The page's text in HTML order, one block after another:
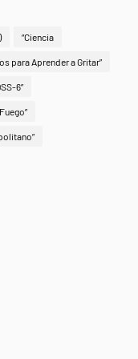
“Ciencia
para Aprender a Gritar”
6”